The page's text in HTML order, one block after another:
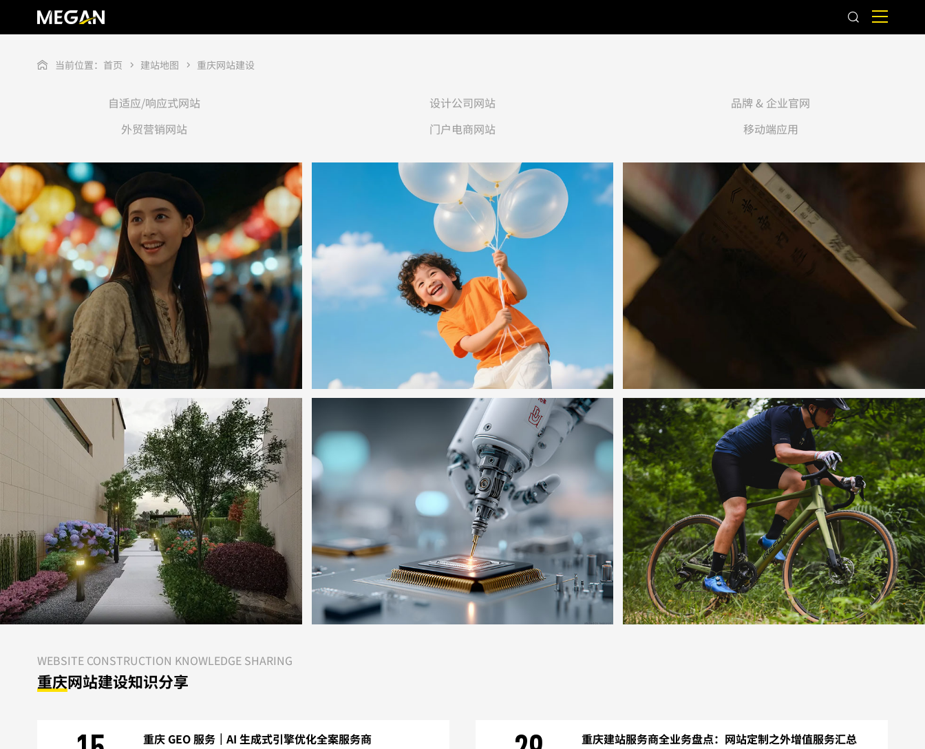
当前位置： 首页 建站地图 重庆网站建设
自适应/响应式网站 设计公司网站
品牌 & 企业官网
外贸营销网站
门户电商网站 移动端应用
出圈视觉
AIGC动画视频类网站设计
贝蜜儿
儿童营养健康类网站制作项目
百年膏遗
标韵园林
园林景观设计类网站制作项目
富旺鑫电子
PCBA全制程制造
IREFOX
VERSATILE ALL-AROUND BIKE
WEBSITE CONSTRUCTION KNOWLEDGE SHARING
重庆网站建设知识分享
重庆 GEO 服务｜AI 生成式引擎优化全案服务商 重庆建站服务商全业务盘点：网站定制之外增值服务汇总